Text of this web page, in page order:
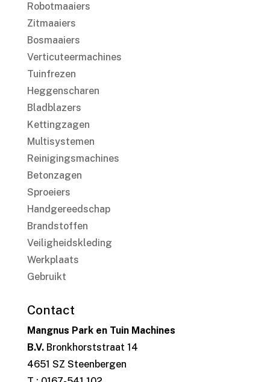
Robotmaaiers
Zitmaaiers
Bosmaaiers
Verticuteermachines
Tuinfrezen
Heggenscharen
Bladblazers
Kettingzagen
Multisystemen
Reinigingsmachines
Betonzagen
Sproeiers
Handgereedschap
Brandstoffen
Veiligheidskleding
Werkplaats
Gebruikt
Contact
Mangnus Park en Tuin Machines
B.V.Bronkhorststraat 14
4651 SZ Steenbergen